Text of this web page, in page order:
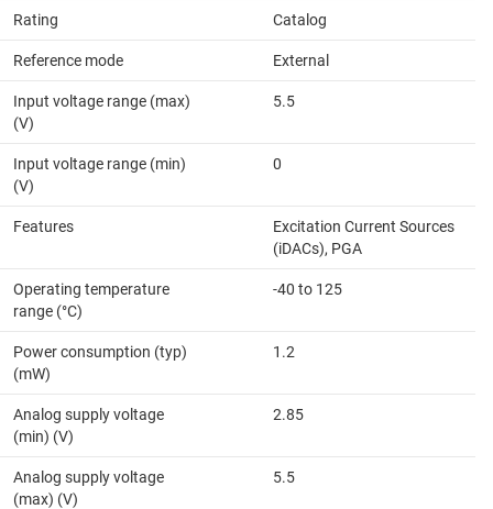
Rating Catalog
Reference mode External
Input voltage range (max)
(V)
5.5
Input voltage range (min)
(V)
0
Features
Excitation Current Sources
(iDACs), PGA
Operating temperature
range (°C)
-40 to 125
Power consumption (typ)
(mW)
1.2
Analog supply voltage
(min) (V)
2.85
Analog supply voltage
(max) (V)
5.5